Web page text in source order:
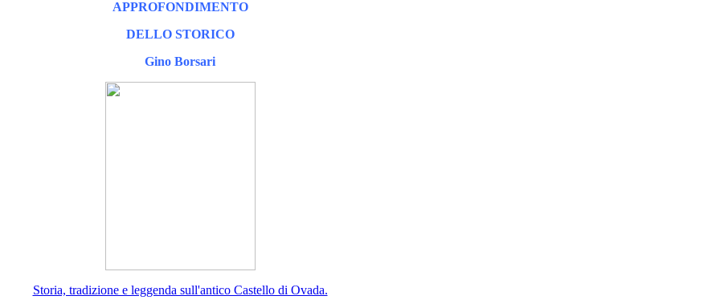
APPROFONDIMENTO
DELLO STORICO
Gino Borsari
Storia, tradizione e leggenda sull'antico Castello di Ovada.